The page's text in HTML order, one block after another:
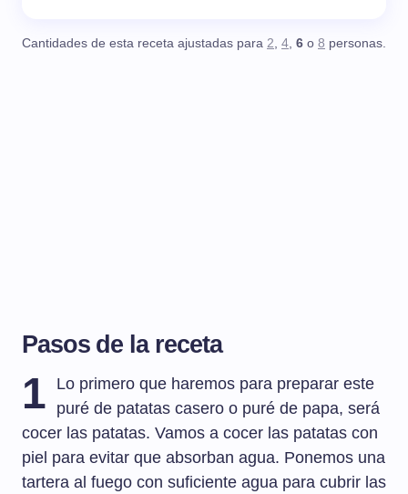
Cantidades de esta receta ajustadas para 2, 4, 6 o 8 personas.
Pasos de la receta
1
Lo primero que haremos para preparar este
puré de patatas casero o puré de papa, será
cocer las patatas. Vamos a cocer las patatas con
piel para evitar que absorban agua. Ponemos una
tartera al fuego con suficiente agua para cubrir las